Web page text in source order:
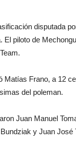
disputada
piloto de
Matías Frano, a 12
del poleman.
Juan Manuel
y Juan José